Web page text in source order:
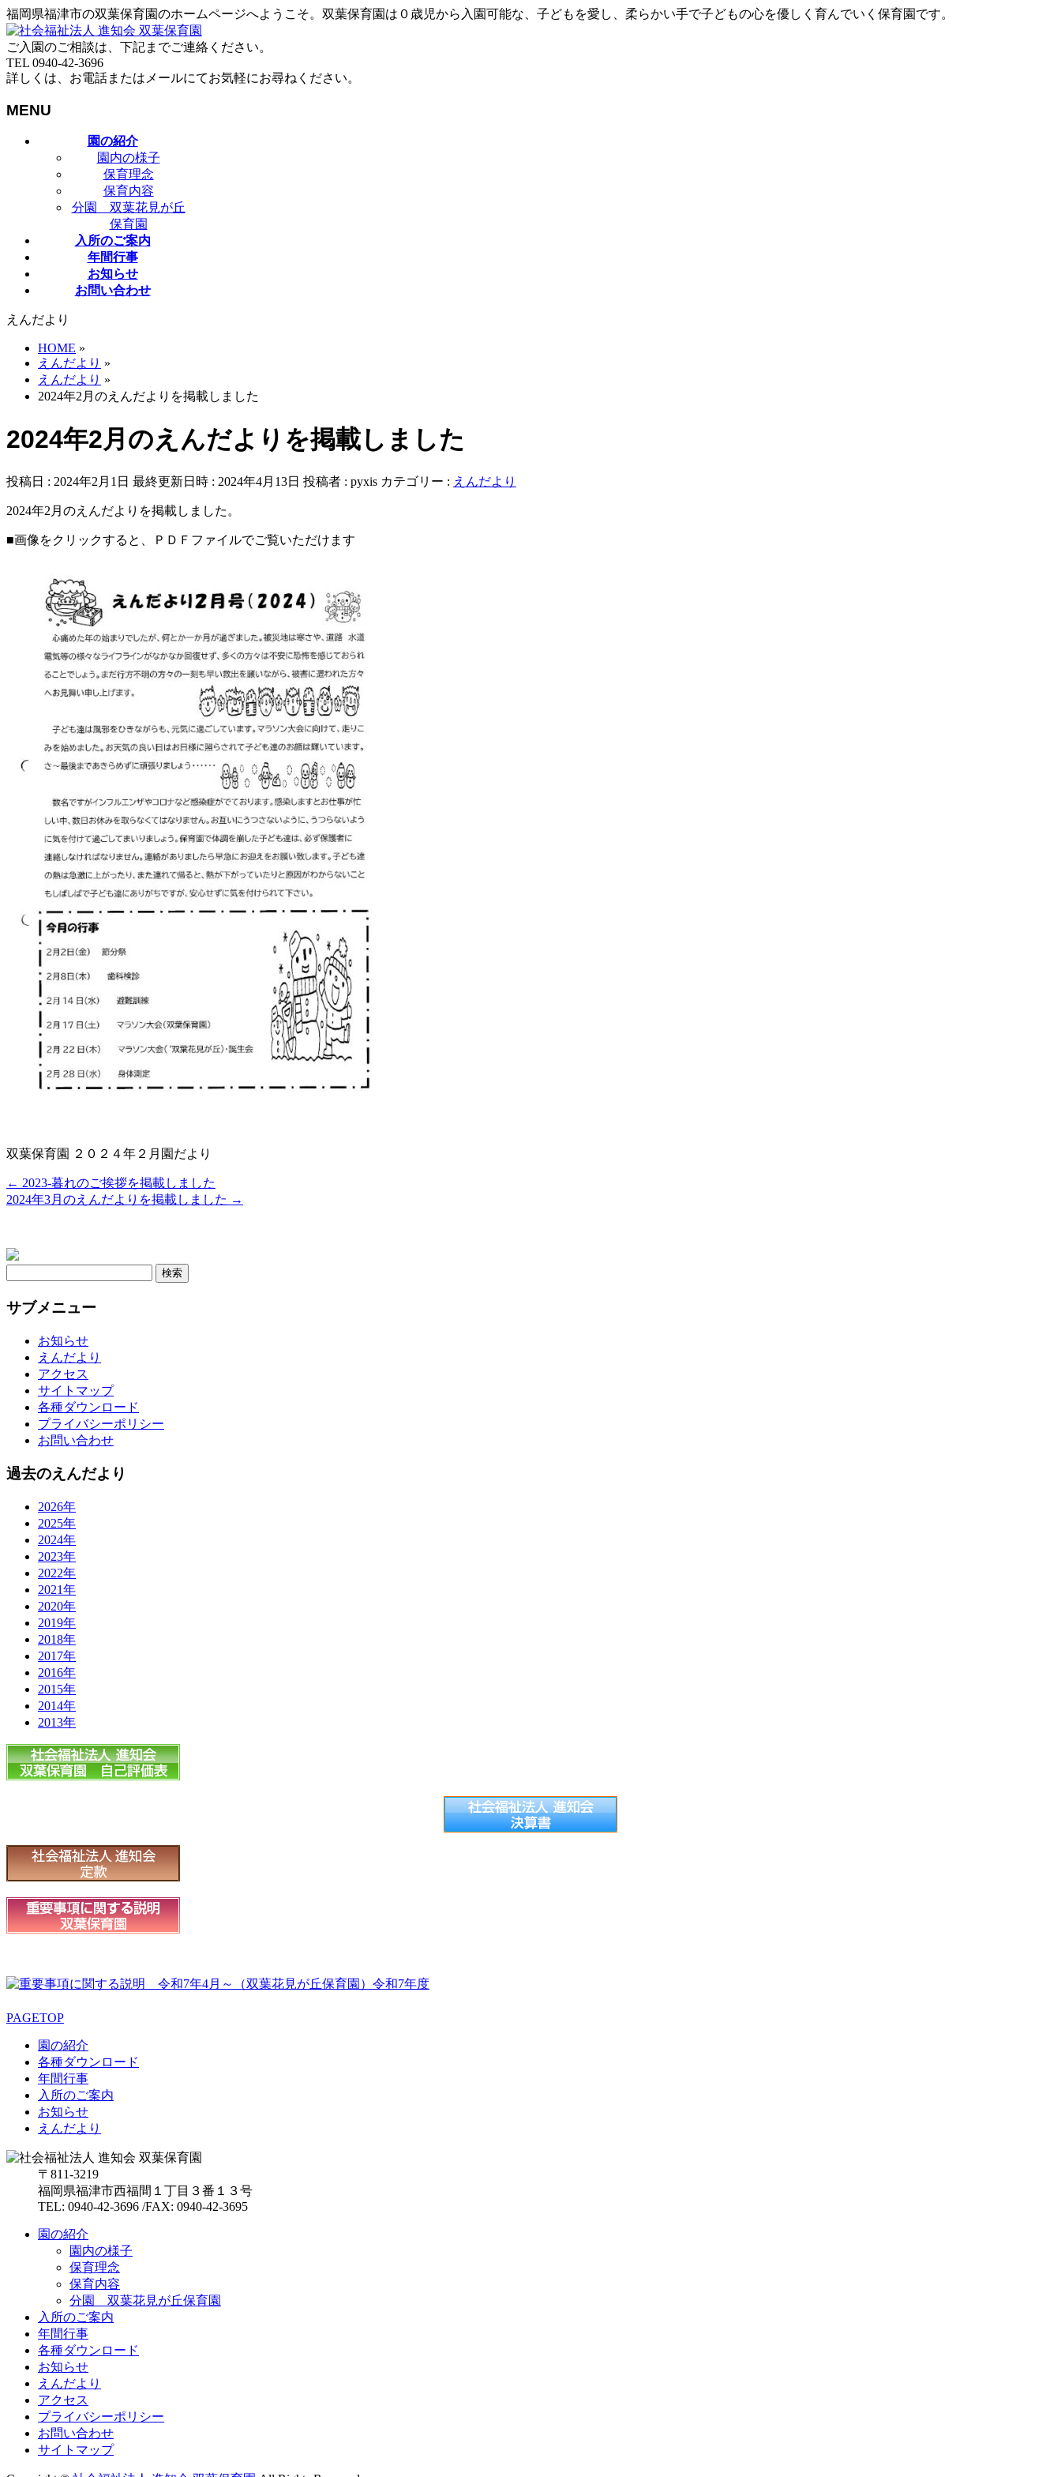
福岡県福津市の双葉保育園のホームページへようこそ。双葉保育園は０歳児から入園可能な、子どもを愛し、柔らかい手で子どもの心を優しく育んでいく保育園です。
ご入園のご相談は、下記までご連絡ください。
TEL 0940-42-3696
詳しくは、お電話またはメールにてお気軽にお尋ねください。
MENU
園の紹介
園内の様子
保育理念
保育内容
分園 双葉花見が丘
保育園
入所のご案内
年間行事
お知らせ
お問い合わせ
えんだより
HOME »
えんだより »
えんだより »
2024年2月のえんだよりを掲載しました
2024年2月のえんだよりを掲載しました
投稿日 : 2024年2月1日 最終更新日時 : 2024年4月13日 投稿者 : pyxis カテゴリー : えんだより
2024年2月のえんだよりを掲載しました。
■画像をクリックすると、ＰＤＦファイルでご覧いただけます
双葉保育園 ２０２４年２月園だより
← 2023-暮れのご挨拶を掲載しました
2024年3月のえんだよりを掲載しました →
サブメニュー
お知らせ
えんだより
アクセス
サイトマップ
各種ダウンロード
プライバシーポリシー
お問い合わせ
過去のえんだより
2026年
2025年
2024年
2023年
2022年
2021年
2020年
2019年
2018年
2017年
2016年
2015年
2014年
2013年
PAGETOP
園の紹介
各種ダウンロード
年間行事
入所のご案内
お知らせ
えんだより
〒811-3219
福岡県福津市西福間１丁目３番１３号
TEL: 0940-42-3696 /FAX: 0940-42-3695
園の紹介
園内の様子
保育理念
保育内容
分園 双葉花見が丘保育園
入所のご案内
年間行事
各種ダウンロード
お知らせ
えんだより
アクセス
プライバシーポリシー
お問い合わせ
サイトマップ